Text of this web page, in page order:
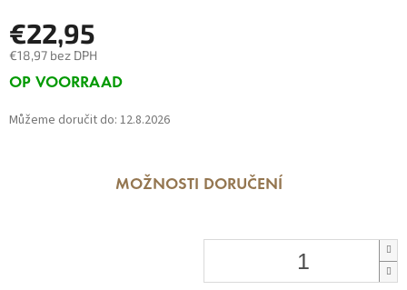
€22,95
€18,97 bez DPH
Měrná
OP VOORRAAD
Můžeme doručit do: 12.8.2026
MOŽNOSTI DORUČENÍ